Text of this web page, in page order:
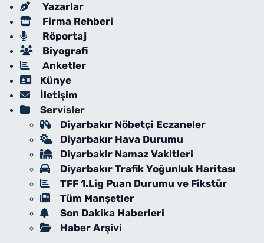
Yazarlar
Firma Rehberi
Röportaj
Biyografi
Anketler
Künye
İletişim
Servisler
Diyarbakır Nöbetçi Eczaneler
Diyarbakır Hava Durumu
Diyarbakir Namaz Vakitleri
Diyarbakır Trafik Yoğunluk Haritası
TFF 1.Lig Puan Durumu ve Fikstür
Tüm Manşetler
Son Dakika Haberleri
Haber Arşivi